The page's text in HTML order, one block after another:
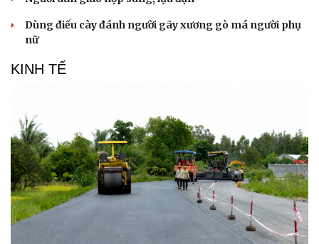
Du lịch
Tư vấn
Săn Tour
Podcast
Câu chuyện thời sự
Đọc truyện đêm khuya
Cửa sổ tình yêu
Dùng điếu cày đánh người gãy xương gò má người phụ
nữ
KINH TẾ